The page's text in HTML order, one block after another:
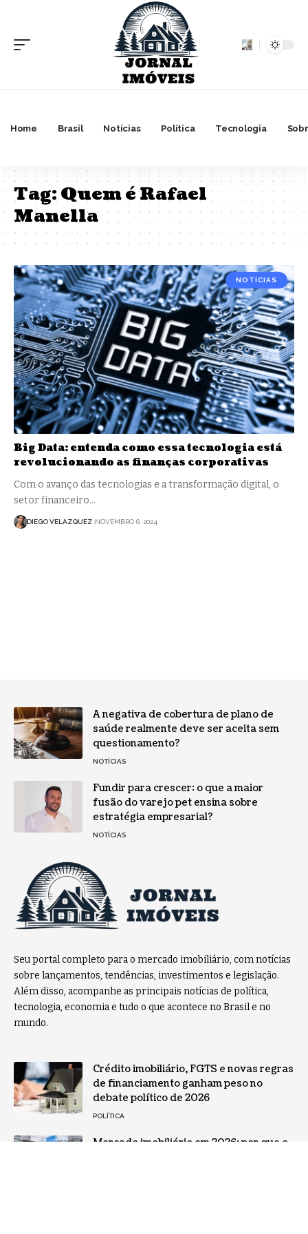
Home Brasil Notícias Política Tecnologia
Tag:Quem é Rafael
Manella
NOTÍCIAS
Big Data: entenda como essa tecnologia está
revolucionando as finanças corporativas
Com o avanço das tecnologias e a transformação digital, o
setor financeiro…
DIEGO VELÁZQUEZ NOVEMBRO 6, 2024
A negativa de cobertura de plano de
saúde realmente deve ser aceita sem
questionamento?
NOTÍCIAS
Fundir para crescer: o que a maior
fusão do varejo pet ensina sobre
estratégia empresarial?
NOTÍCIAS
Seu portal completo para o mercado imobiliário, com notícias
sobre lançamentos, tendências, investimentos e legislação.
Além disso, acompanhe as principais notícias de política,
tecnologia, economia e tudo o que acontece no Brasil e no
mundo.
Crédito imobiliário, FGTS e novas regras
de financiamento ganham peso no
debate político de 2026
POLÍTICA
Mercado imobiliário em 2026: por que o